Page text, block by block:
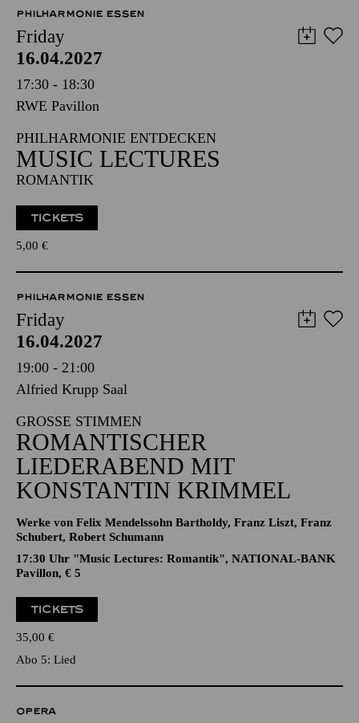
PHILHARMONIE ESSEN
Friday
16.04.2027
17:30 - 18:30
RWE Pavillon
PHILHARMONIE ENTDECKEN
MUSIC LECTURES
ROMANTIK
TICKETS
5,00 €
PHILHARMONIE ESSEN
Friday
16.04.2027
19:00 - 21:00
Alfried Krupp Saal
GROSSE STIMMEN
ROMANTISCHER
LIEDERABEND MIT
KONSTANTIN KRIMMEL
Werke von Felix Mendelssohn Bartholdy, Franz Liszt, Franz
Schubert, Robert Schumann
17:30 Uhr "Music Lectures: Romantik", NATIONAL-BANK
Pavillon, € 5
TICKETS
35,00 €
Abo 5: Lied
OPERA